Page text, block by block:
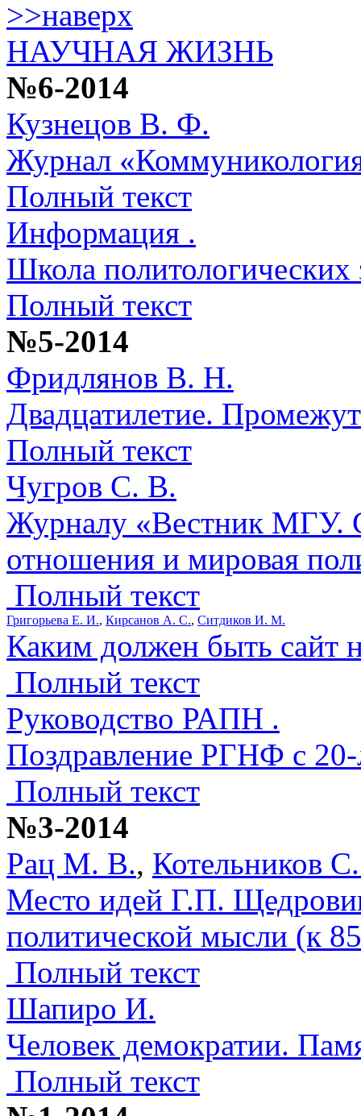
>>наверх
НАУЧНАЯ ЖИЗНЬ
№6-2014
Кузнецов В. Ф.
Журнал
Полный текст
Информация .
Школа
Полный текст
№5-2014
Фридлянов В. Н.
Двадцатилетие.
Полный текст
Чугров С. В.
Журналу «Вестник МГУ.
отношения и мировая
Полный текст
Григорьева Е. И., Кирсанов А. С., Ситдиков И. М.
Каким должен быть сайт
Полный текст
Руководство РАПН .
Поздравление РГНФ с 20-
Полный текст
№3-2014
Рац М. В., Котельников
Место идей Г.П.
политической мысли (к
Полный текст
Шапиро И.
Человек демократии.
Полный текст